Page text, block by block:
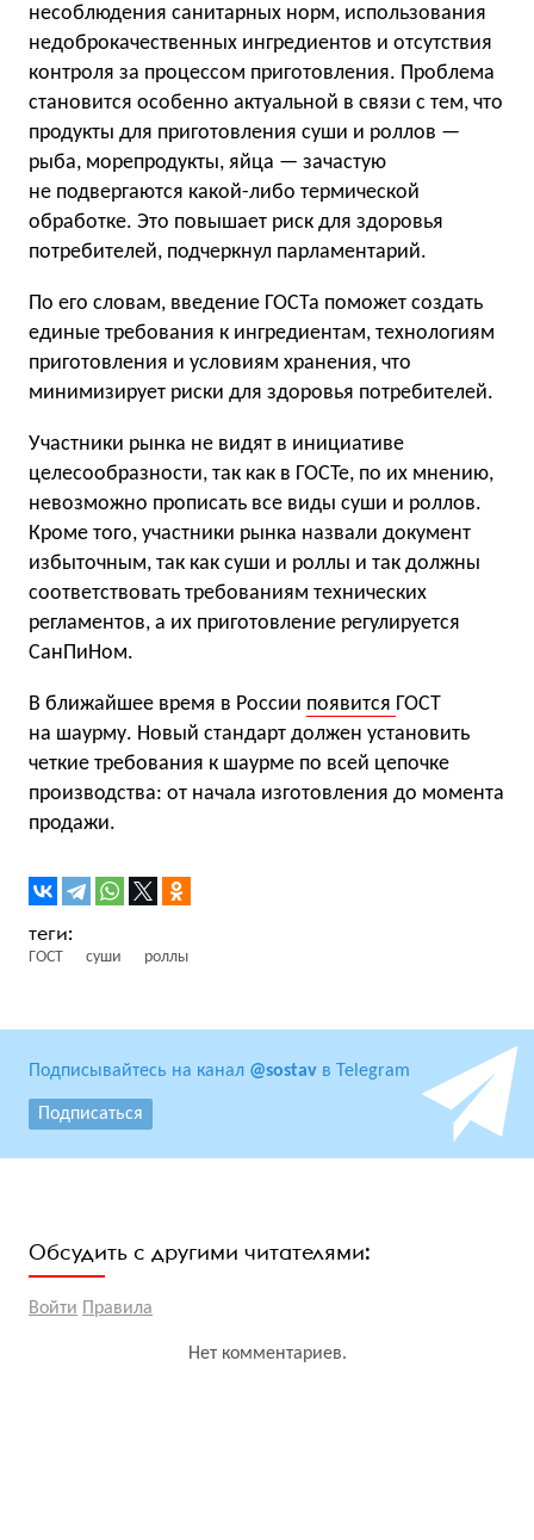
несоблюдения санитарных норм, использования
недоброкачественных ингредиентов и отсутствия
контроля за процессом приготовления. Проблема
становится особенно актуальной в связи с тем, что
продукты для приготовления суши и роллов —
рыба, морепродукты, яйца — зачастую
не подвергаются какой-либо термической
обработке. Это повышает риск для здоровья
потребителей, подчеркнул парламентарий.
По его словам, введение ГОСТа поможет создать
единые требования к ингредиентам, технологиям
приготовления и условиям хранения, что
минимизирует риски для здоровья потребителей.
Участники рынка не видят в инициативе
целесообразности, так как в ГОСТе, по их мнению,
невозможно прописать все виды суши и роллов.
Кроме того, участники рынка назвали документ
избыточным, так как суши и роллы и так должны
соответствовать требованиям технических
регламентов, а их приготовление регулируется
СанПиНом.
В ближайшее время в России появится ГОСТ
на шаурму. Новый стандарт должен установить
четкие требования к шаурме по всей цепочке
производства: от начала изготовления до момента
продажи.
ГОСТ суши роллы
Подписывайтесь на канал @sostav в Telegram
Подписаться
Обсудить с другими читателями:
Войти Правила
Нет комментариев.